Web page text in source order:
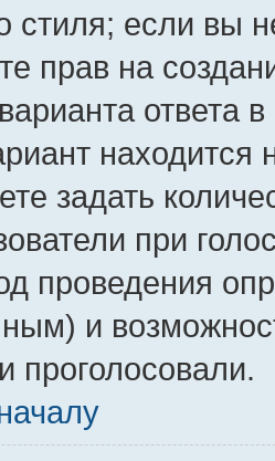
стиля; если вы
прав на
ответа
находится
задать
при
проведения
и
проголосовали.